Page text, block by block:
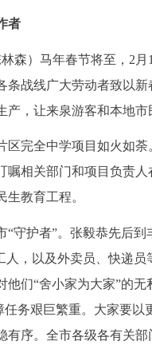
者
森）马年春节将至，2
战线广大劳动者致以
，让来泉游客和本地市
区完全中学项目如火如
嘱相关部门和项目负责
教育工程。
“守护者”。张毅恭先后
人，以及外卖员、快递
们“舍小家为大家”的
任务艰巨繁重。大家要
有序。全市各级各有关